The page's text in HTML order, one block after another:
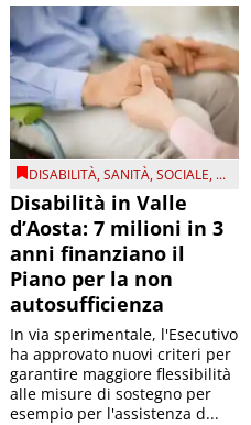
DISABILITÀ,SANITÀ,SOCIALE, ...
Disabilità in Valle
d’Aosta: 7 milioni in 3
anni finanziano il
Piano per la non
autosufficienza
In via sperimentale, l'Esecutivo
ha approvato nuovi criteri per
garantire maggiore flessibilità
alle misure di sostegno per
esempio per l'assistenza d...